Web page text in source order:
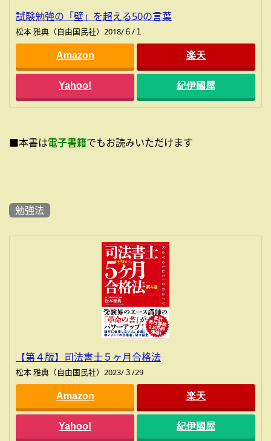
試験勉強の「壁」を超える50の言葉
松本 雅典（自由国民社）2018/６/１
Amazon 楽天
Yahoo! 紀伊國屋
■本書は電子書籍でもお読みいただけます
勉強法
【第４版】司法書士５ヶ月合格法
松本 雅典（自由国民社）2023/３/29
Amazon 楽天
Yahoo! 紀伊國屋